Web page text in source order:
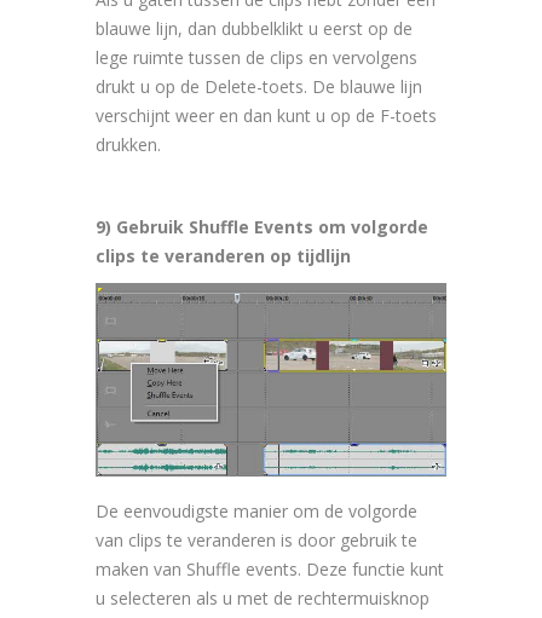
blauwe lijn, dan dubbelklikt u eerst op de
lege ruimte tussen de clips en vervolgens
drukt u op de Delete-toets. De blauwe lijn
verschijnt weer en dan kunt u op de F-toets
drukken.
9) Gebruik Shuffle Events om volgorde
clips te veranderen op tijdlijn
De eenvoudigste manier om de volgorde
van clips te veranderen is door gebruik te
maken van Shuffle events. Deze functie kunt
u selecteren als u met de rechtermuisknop